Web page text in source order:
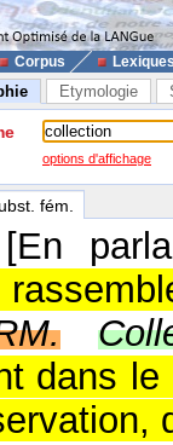
Corpus
Etymologie
options d'affichage
fém.
[En
dans